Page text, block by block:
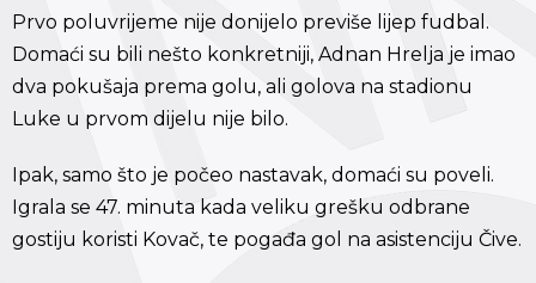
Prvo poluvrijeme nije donijelo previše lijep fudbal.
Domaći su bili nešto konkretniji, Adnan Hrelja je imao
dva pokušaja prema golu, ali golova na stadionu
Luke u prvom dijelu nije bilo.
Ipak, samo što je počeo nastavak, domaći su poveli.
Igrala se 47. minuta kada veliku grešku odbrane
gostiju koristi Kovač, te pogađa gol na asistenciju Čive.